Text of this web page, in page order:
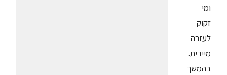
ומי
זקוק
לעזרה
מיידית.
בהמשך